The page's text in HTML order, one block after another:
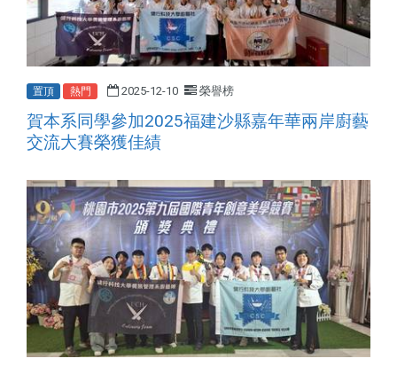
置頂 熱門 2025-12-10 榮譽榜
賀本系同學參加2025福建沙縣嘉年華兩岸廚藝
交流大賽榮獲佳績